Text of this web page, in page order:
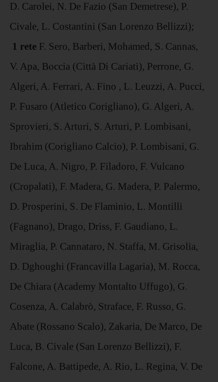
D. Carolei, N. De Fazio (San Demetrese), P.
Civale, L. Costantini (San Lorenzo Bellizzi);
1 rete F. Sero, Barberi, Mohamed, S. Cannas,
V. Apa, Boccia (Città Di Cariati), Perrone, G.
Algeri, A. Ferrari, A. Fino , L. Leuzzi, A. Pucci,
P. Fusaro (Atletico Corigliano), G. Algeri, A.
Sprovieri, S. Arturi, S. Arturi, P. Lombisani,
Ibrahim (Corigliano Calcio), P. Lombisani, G.
De Luca, A. Nigro, P. Filadoro, F. Vulcano
(Cropalati), F. Madera, G. Madera, P. Palermo,
D. Prosperini, S. De Flaminio, L. Montilli
(Fagnano), Drago, Driss, F. Gaudiano, L.
Miraglia, P. Cannataro, N. Staffa, M. Grisolia,
D. Dghoughi (Francavilla Lagaria), M. Rocca,
De Chiara (Academy Montalto Uffugo), G.
Cosenza, A. Calabrò, Straface, F. Russo, G.
Abate (Rossano Scalo), Zakaria, De Marco, De
Luca, B. Civale (San Lorenzo Bellizzi), F.
Falcone, A. Battipede, A. Rio, L. Regina, V. De